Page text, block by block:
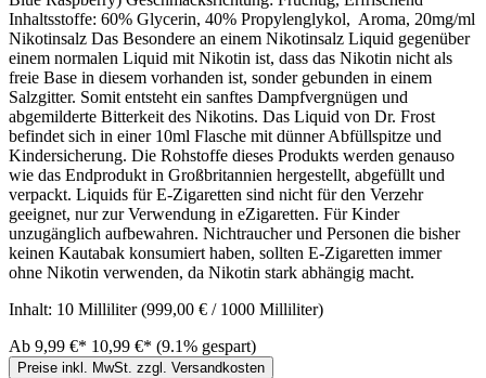
Inhaltsstoffe: 60% Glycerin, 40% Propylenglykol, Aroma, 20mg/ml
Nikotinsalz Das Besondere an einem Nikotinsalz Liquid gegenüber
einem normalen Liquid mit Nikotin ist, dass das Nikotin nicht als
freie Base in diesem vorhanden ist, sonder gebunden in einem
Salzgitter. Somit entsteht ein sanftes Dampfvergnügen und
abgemilderte Bitterkeit des Nikotins. Das Liquid von Dr. Frost
befindet sich in einer 10ml Flasche mit dünner Abfüllspitze und
Kindersicherung. Die Rohstoffe dieses Produkts werden genauso
wie das Endprodukt in Großbritannien hergestellt, abgefüllt und
verpackt. Liquids für E-Zigaretten sind nicht für den Verzehr
geeignet, nur zur Verwendung in eZigaretten. Für Kinder
unzugänglich aufbewahren. Nichtraucher und Personen die bisher
keinen Kautabak konsumiert haben, sollten E-Zigaretten immer
ohne Nikotin verwenden, da Nikotin stark abhängig macht.
Inhalt: 10 Milliliter(999,00 € / 1000 Milliliter)
Ab 9,99 €* 10,99 €* (9.1% gespart)
Preise inkl. MwSt. zzgl. Versandkosten